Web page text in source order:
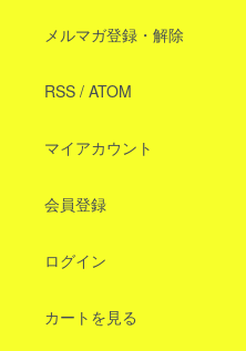
メルマガ登録・解除
RSS / ATOM
マイアカウント
会員登録
ログイン
カートを見る